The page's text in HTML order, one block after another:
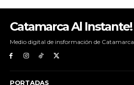
Catamarca Al Instante!
Medio digital de insformación de Catamarca.
PORTADAS